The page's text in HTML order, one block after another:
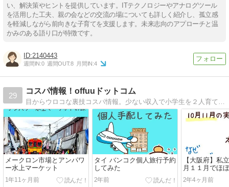
い、解決策やヒントを提供しています。ITテクノロジーやアナログツール
を活用した工夫、親の会などの交流の場についても詳しく紹介し、孤立感
を軽減しながら前向きな子育てを支援します。未来志向のアプローチと温
かみのある語り口が特徴です。
2140443
週間IN:0 週間OUT:8 月間IN:4
29
コスパ情報！offuuドットコム
メークロン市場とアンパワ
ー水上マーケット
1年11ヶ月前
タイ バンコク個人旅行予約
してみた
2年前
【大阪府】私
月１１月でほ
2年4ヶ月前